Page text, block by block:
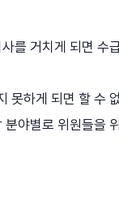
를 거치게 되면 수
못하게 되면 할 수
야별로 위원들을